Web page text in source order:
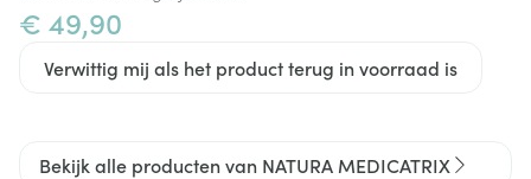
€ 49,90
Verwittig mij als het product terug in voorraad is
Bekijk alle producten van NATURA MEDICATRIX